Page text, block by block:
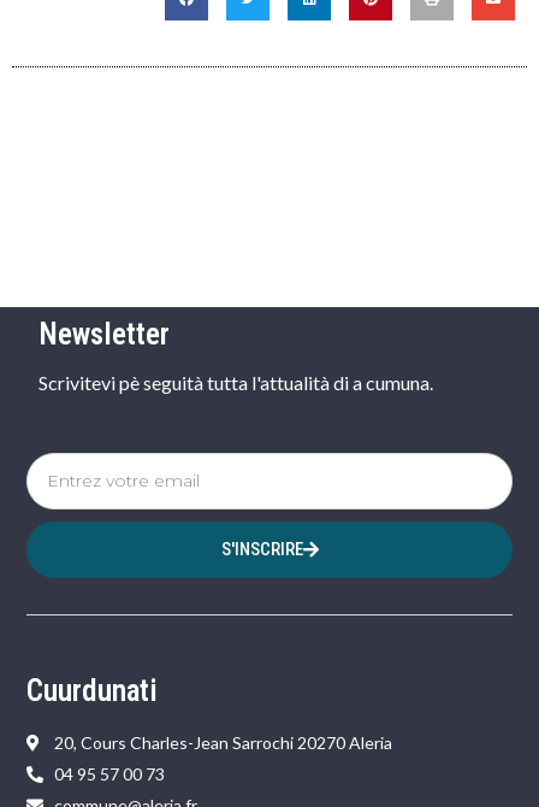
Newsletter
Scrivitevi pè seguità tutta l'attualità di a cumuna.
S'INSCRIRE
Cuurdunati
20, Cours Charles-Jean Sarrochi 20270 Aleria
04 95 57 00 73